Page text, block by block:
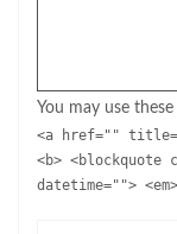
You may use these
<a href=""
<b> <blockquote
datetime="">